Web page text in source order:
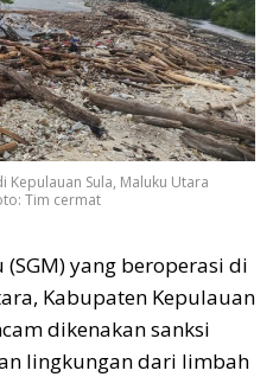
Kepulauan Sula, Maluku Utara
Tim cermat
yang beroperasi di
Kabupaten Kepulauan
dikenakan sanksi
lingkungan dari limbah